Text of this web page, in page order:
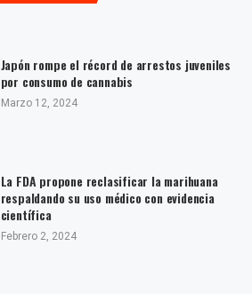
Japón rompe el récord de arrestos juveniles
por consumo de cannabis
Marzo 12, 2024
La FDA propone reclasificar la marihuana
respaldando su uso médico con evidencia
científica
Febrero 2, 2024